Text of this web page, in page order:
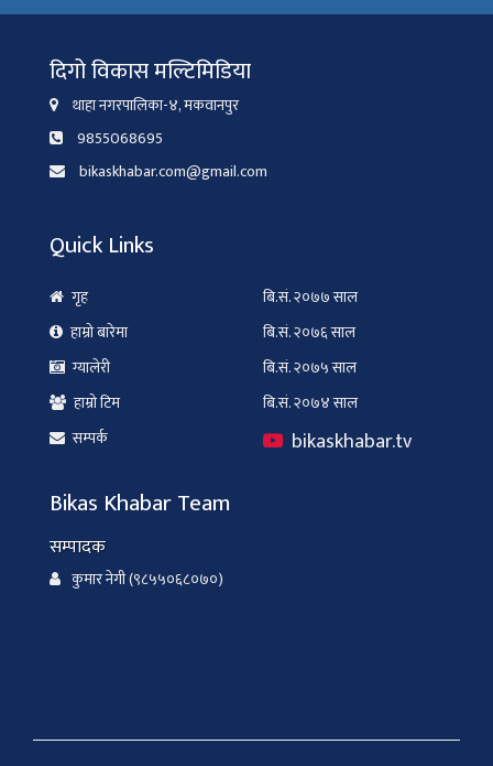
दिगो विकास मल्टिमिडिया
थाहा नगरपालिका-४, मकवानपुर
9855068695
bikaskhabar.com@gmail.com
Quick Links
गृह
हाम्रो बारेमा
ग्यालेरी
हाम्रो टिम
सम्पर्क
बि.सं. २०७७ साल
बि.सं. २०७६ साल
बि.सं. २०७५ साल
बि.सं. २०७४ साल
bikaskhabar.tv
Bikas Khabar Team
सम्पादक
कुमार नेगी (९८५५०६८०७०)